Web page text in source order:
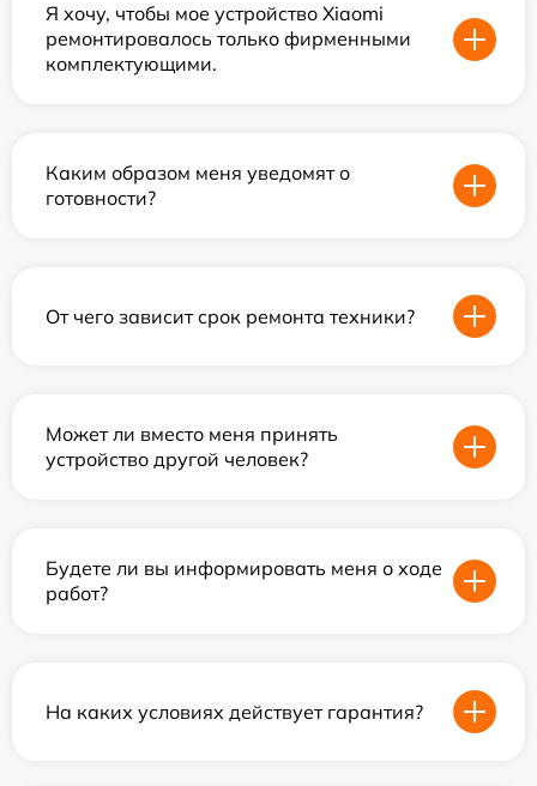
Я хочу, чтобы мое устройство Xiaomi
ремонтировалось только фирменными
комплектующими.
Каким образом меня уведомят о
готовности?
От чего зависит срок ремонта техники?
Может ли вместо меня принять
устройство другой человек?
Будете ли вы информировать меня о ходе
работ?
На каких условиях действует гарантия?